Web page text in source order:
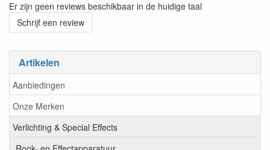
Artikelen
Aanbiedingen
Onze Merken
Verlichting & Special Effects
Er zijn geen reviews beschikbaar in de huidige taal
Schrijf een review